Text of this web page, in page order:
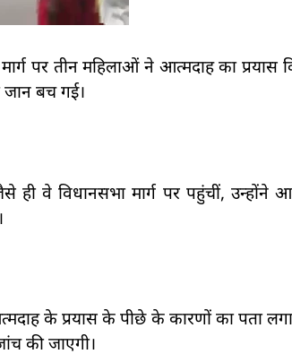
पर तीन महिलाओं ने आत्मदाह का प्रयास
जान बच गई।
वे विधानसभा मार्ग पर पहुंचीं, उन्होंने
के प्रयास के पीछे के कारणों का पता
की जाएगी।